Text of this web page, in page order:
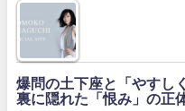
爆問の土下座と「やす
裏に隠れた「恨み」の正